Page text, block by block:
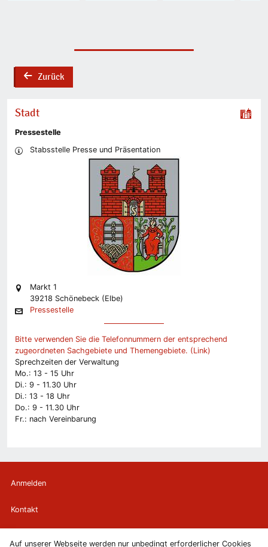
Auf unserer Webseite werden nur unbedingt erforderlicher Cookies
backZurück
Stadt
Pressestelle
Stabsstelle Presse und Präsentation
Markt 1
39218 Schönebeck (Elbe)
Pressestelle
Bitte verwenden Sie die Telefonnummern der entsprechend
zugeordneten Sachgebiete und Themengebiete. (Link)
Sprechzeiten der Verwaltung
Mo.: 13 - 15 Uhr
Di.: 9 - 11.30 Uhr
Di.: 13 - 18 Uhr
Do.: 9 - 11.30 Uhr
Fr.: nach Vereinbarung
Anmelden
Kontakt